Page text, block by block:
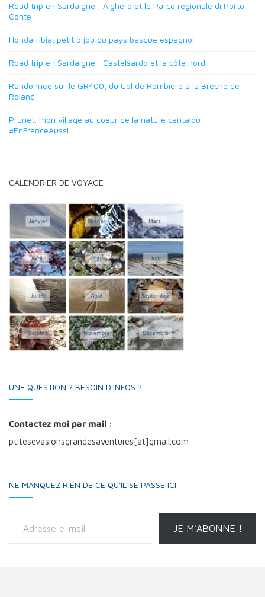
Road trip en Sardaigne : Alghero et le Parco regionale di Porto
Conte
Hondarribia, petit bijou du pays basque espagnol
Road trip en Sardaigne : Castelsardo et la côte nord
Randonnée sur le GR400, du Col de Rombière à la Brèche de
Roland
Prunet, mon village au coeur de la nature cantalou
#EnFranceAussi
CALENDRIER DE VOYAGE
UNE QUESTION ? BESOIN D'INFOS ?
Contactez moi par mail :
ptitesevasionsgrandesaventures[at]gmail.com
NE MANQUEZ RIEN DE CE QU'IL SE PASSE ICI
JE M'ABONNE !